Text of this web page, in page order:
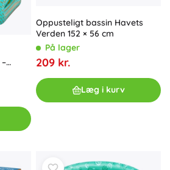
Oppusteligt bassin Havets
Verden 152 × 56 cm
På lager
209 kr.
Læg i kurv